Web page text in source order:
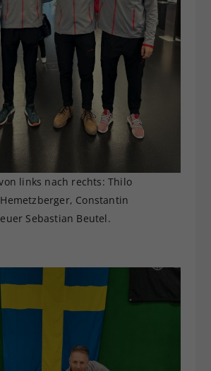
links nach rechts: Thilo
Constantin
Sebastian Beutel.